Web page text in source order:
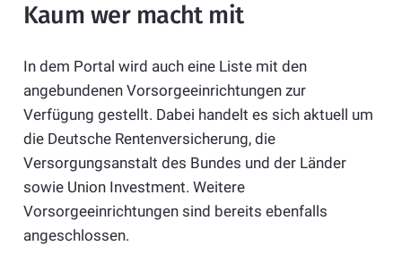
Kaum wer macht mit
In dem Portal wird auch eine Liste mit den
angebundenen Vorsorgeeinrichtungen zur
Verfügung gestellt. Dabei handelt es sich aktuell um
die Deutsche Rentenversicherung, die
Versorgungsanstalt des Bundes und der Länder
sowie Union Investment. Weitere
Vorsorgeeinrichtungen sind bereits ebenfalls
angeschlossen.